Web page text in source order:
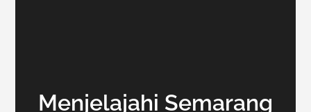
Menjelajahi Semarang